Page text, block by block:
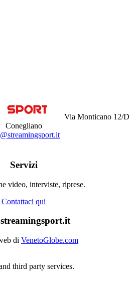
Via Monticano 12/D
Conegliano
Servizi
video, interviste, riprese.
Contattaci qui
di VenetoGlobe.com
third party services.